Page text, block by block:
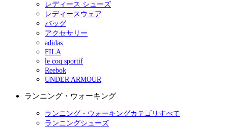
レディース シューズ
レディースウェア
バッグ
アクセサリー
adidas
FILA
le coq sportif
Reebok
UNDER ARMOUR
ランニング・ウォーキング
ランニング・ウォーキングカテゴリすべて
ランニングシューズ